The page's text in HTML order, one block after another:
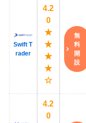
Swift T
rader
4.2
0
★
★
★
★
☆
無
料
開
設
4.2
0